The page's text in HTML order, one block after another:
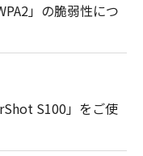
」の脆弱性につ
S100」をご使